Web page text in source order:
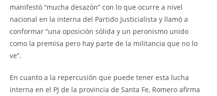
manifestó “mucha desazón” con lo que ocurre a nivel
nacional en la interna del Partido Justicialista y llamó a
conformar “una oposición sólida y un peronismo unido
como la premisa pero hay parte de la militancia que no lo
ve”.
En cuanto a la repercusión que puede tener esta lucha
interna en el PJ de la provincia de Santa Fe, Romero afirma